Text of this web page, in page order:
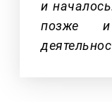
и
позже